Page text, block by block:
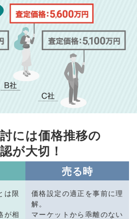
には価格推移の
が大切！
は限
が相
売る時
価格設定の適正を事前に理
解。
マーケットから乖離のない